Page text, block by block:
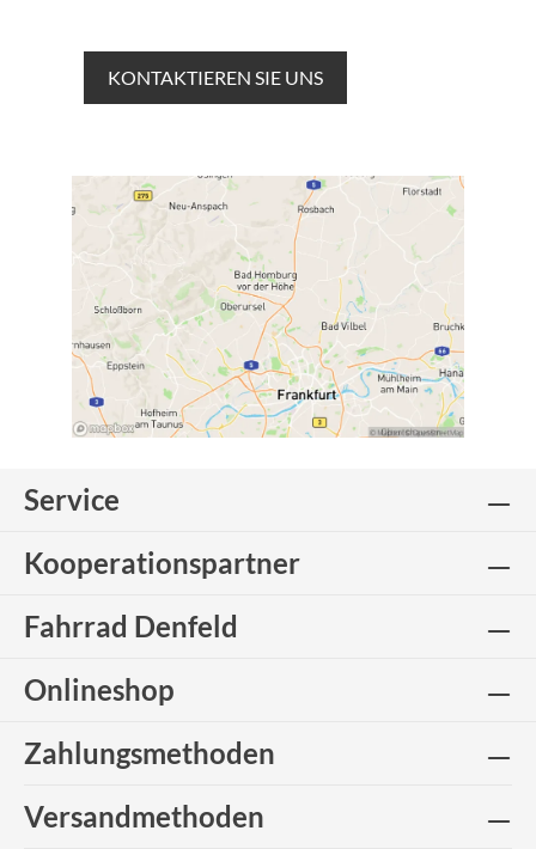
KONTAKTIEREN SIE UNS
Service
Kooperationspartner
Fahrrad Denfeld
Onlineshop
Zahlungsmethoden
Versandmethoden